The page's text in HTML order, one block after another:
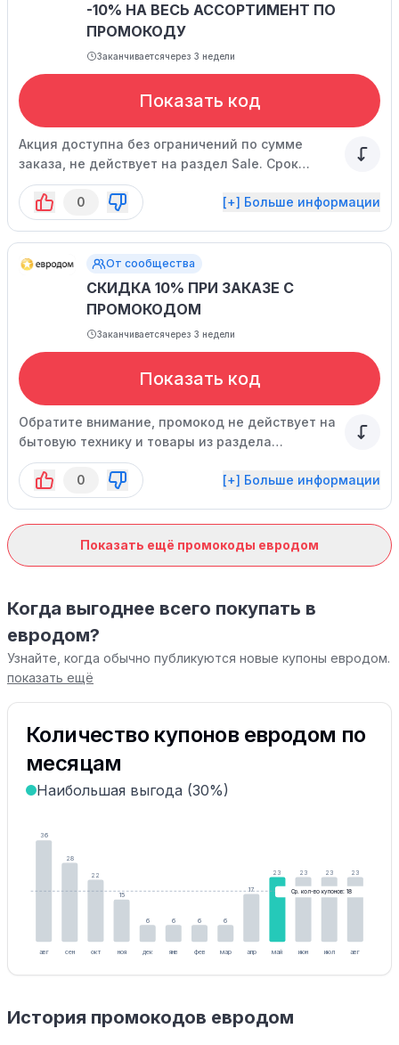
-10% НА ВЕСЬ АССОРТИМЕНТ ПО
ПРОМОКОДУ
Заканчиваетсячерез 3 недели
Показать код
Акция доступна без ограничений по сумме
заказа, не действует на раздел Sale. Срок
активности кода ограничен.
0
[+] Больше информации
От сообщества
СКИДКА 10% ПРИ ЗАКАЗЕ С
ПРОМОКОДОМ
Заканчиваетсячерез 3 недели
Показать код
Обратите внимание, промокод не действует на
бытовую технику и товары из раздела
распродажи. Предложение ограничено.
0
[+] Больше информации
Показать ещё промокоды евродом
Когда выгоднее всего покупать в
евродом?
Узнайте, когда обычно публикуются новые купоны евродом.
показать ещё
Количество купонов евродом по
месяцам
Наибольшая выгода (30%)
36
авг
28
сен
22
окт
15
ноя
6
дек
6
янв
6
фев
6
мар
17
апр
23
май
23
июн
23
июл
23
авг
Ср. кол-во купонов: 18
История промокодов евродом